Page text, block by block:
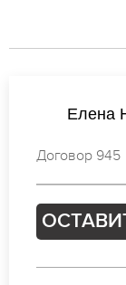
Договор 283